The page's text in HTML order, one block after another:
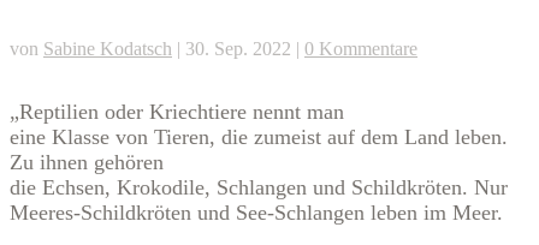
von Sabine Kodatsch | 30. Sep. 2022 | 0 Kommentare
„Reptilien oder Kriechtiere nennt man
eine Klasse von Tieren, die zumeist auf dem Land leben.
Zu ihnen gehören
die Echsen, Krokodile, Schlangen und Schildkröten. Nur
Meeres-Schildkröten und See-Schlangen leben im Meer.